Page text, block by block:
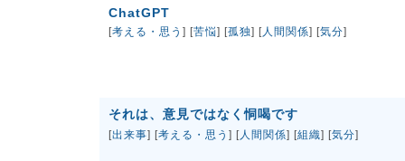
ChatGPT
[考える・思う ] [苦悩] [孤独] [人間関係] [気分]
それは、意見ではなく恫喝です
[出来事] [考える・思う ] [人間関係] [組織] [気分]